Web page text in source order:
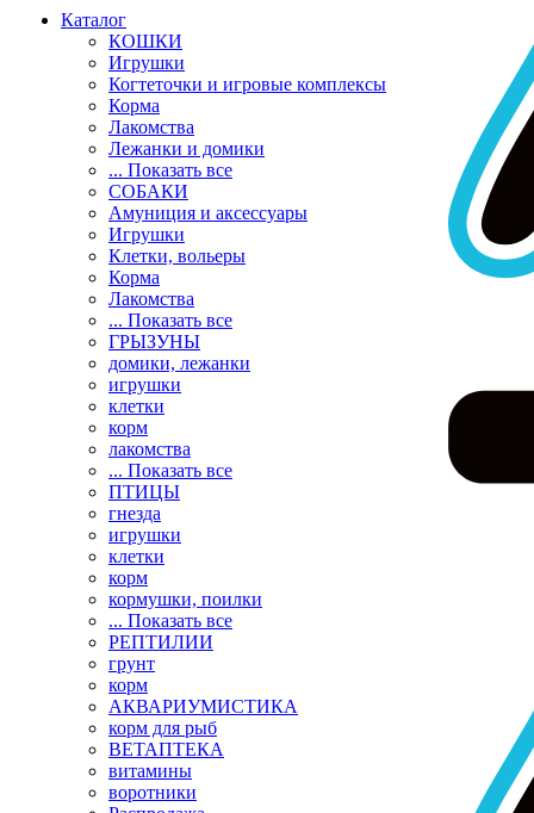
Каталог
КОШКИ
Игрушки
Когтеточки и игровые комплексы
Корма
Лакомства
Лежанки и домики
... Показать все
СОБАКИ
Амуниция и аксессуары
Игрушки
Клетки, вольеры
Корма
Лакомства
... Показать все
ГРЫЗУНЫ
домики, лежанки
игрушки
клетки
корм
лакомства
... Показать все
ПТИЦЫ
гнезда
игрушки
клетки
корм
кормушки, поилки
... Показать все
РЕПТИЛИИ
грунт
корм
АКВАРИУМИСТИКА
корм для рыб
ВЕТАПТЕКА
витамины
воротники